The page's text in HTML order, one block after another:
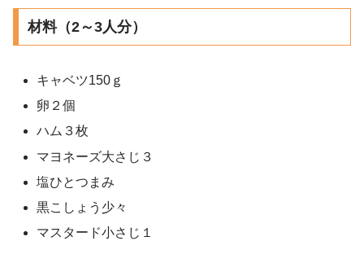
材料（2～3人分）
キャベツ150ｇ
卵２個
ハム３枚
マヨネーズ大さじ３
塩ひとつまみ
黒こしょう少々
マスタード小さじ１